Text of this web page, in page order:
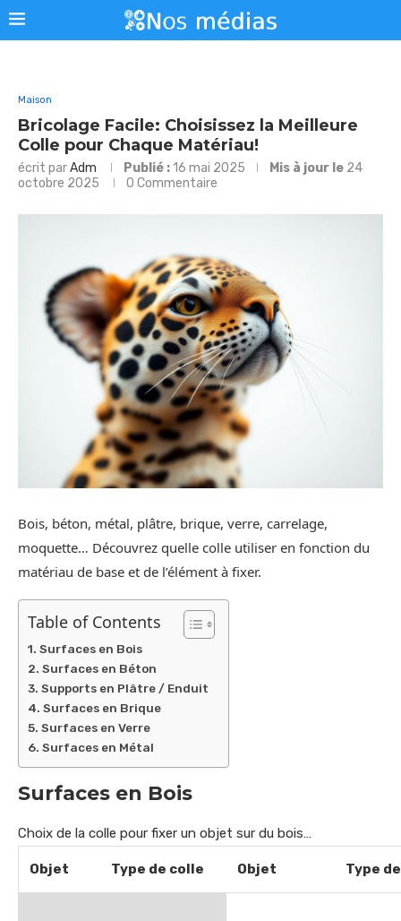
Maison
Bricolage Facile: Choisissez la Meilleure
Colle pour Chaque Matériau!
écrit parAdm Publié : 16 mai 2025 Mis à jour le 24
octobre 2025
0 Commentaire
Bois, béton, métal, plâtre, brique, verre, carrelage,
moquette… Découvrez quelle colle utiliser en fonction du
matériau de base et de l’élément à fixer.
Table of Contents
Surfaces en Bois
Surfaces en Béton
Supports en Plâtre / Enduit
Surfaces en Brique
Surfaces en Verre
Surfaces en Métal
Surfaces en Bois
Choix de la colle pour fixer un objet sur du bois…
Objet Type de colle Objet Type